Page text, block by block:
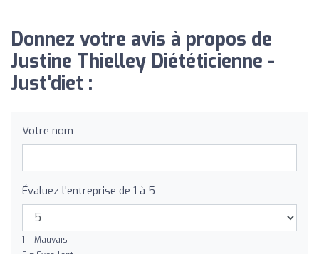
Donnez votre avis à propos de
Justine Thielley Diététicienne -
Just'diet :
Votre nom
Évaluez l'entreprise de 1 à 5
1 = Mauvais